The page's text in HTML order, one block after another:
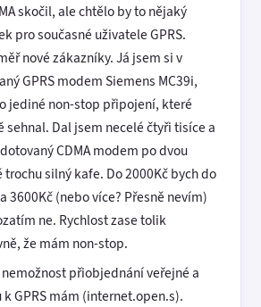
skočil, ale chtělo by to nějaký
pro současné uživatele GPRS.
nové zákazníky. Já jsem si v
GPRS modem Siemens MC39i,
jediné non-stop připojení, které
sehnal. Dal jsem necelé čtyři tisíce a
CDMA modem po dvou
trochu silný kafe. Do 2000Kč bych do
3600Kč (nebo více? Přesně nevím)
ne. Rychlost zase tolik
že mám non-stop.
přiobjednání veřejné a
GPRS mám (internet.open.s).